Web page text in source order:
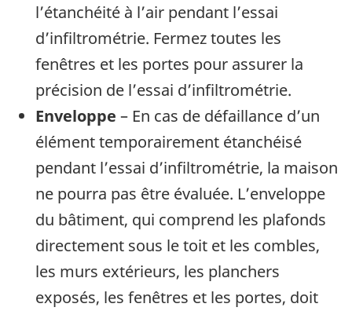
l’étanchéité à l’air pendant l’essai
d’infiltrométrie. Fermez toutes les
fenêtres et les portes pour assurer la
précision de l’essai d’infiltrométrie.
Enveloppe – En cas de défaillance d’un
élément temporairement étanchéisé
pendant l’essai d’infiltrométrie, la maison
ne pourra pas être évaluée. L’enveloppe
du bâtiment, qui comprend les plafonds
directement sous le toit et les combles,
les murs extérieurs, les planchers
exposés, les fenêtres et les portes, doit